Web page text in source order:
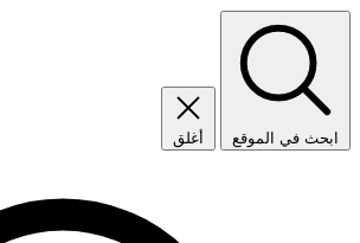
ابحث في الموقع أغلق